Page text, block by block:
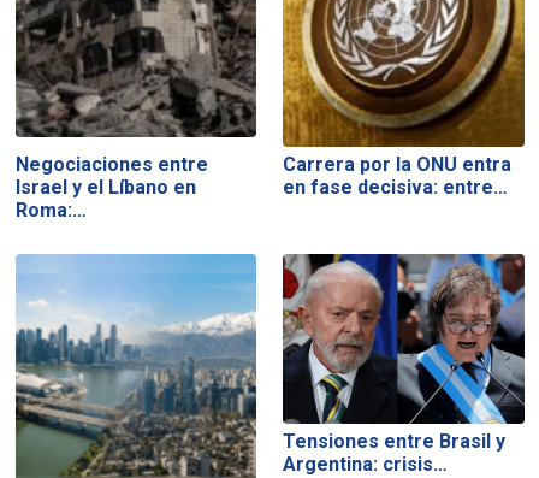
Negociaciones entre
Israel y el Líbano en
Roma:…
Carrera por la ONU entra
en fase decisiva: entre…
Tensiones entre Brasil y
Argentina: crisis…